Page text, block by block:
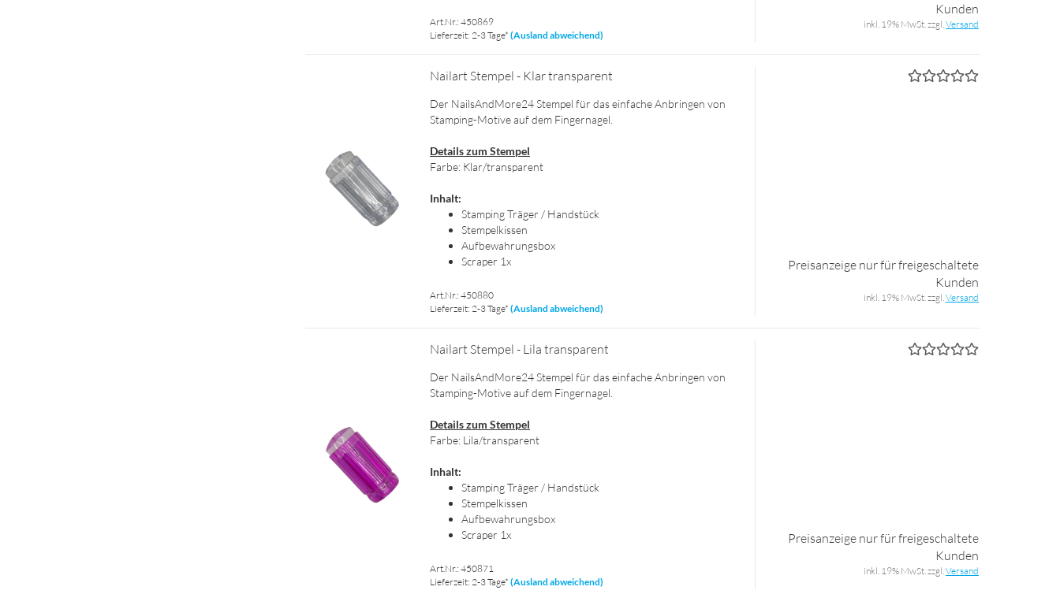
Art.Nr.: 450869
Lieferzeit: 2-3 Tage* (Ausland abweichend)
Kunden
inkl. 19% MwSt. zzgl.Versand
Nai­l­art Stem­pel - Klar trans­pa­rent
Der NailsAndMore24 Stem­pel für das ein­fa­che An­brin­gen von
Stamping-​Motive auf dem Fin­ger­na­gel.
De­tails zum Stem­pel
Farbe: Klar/trans­pa­rent
In­halt:
Stam­ping Trä­ger / Hand­stück
Stem­pel­kis­sen
Auf­be­wah­rungs­box
Scra­per 1x
Art.Nr.: 450880
Lieferzeit: 2-3 Tage* (Ausland abweichend)
Preisanzeige nur für freigeschaltete
Kunden
inkl. 19% MwSt. zzgl.Versand
Nai­l­art Stem­pel - Lila trans­pa­rent
Der NailsAndMore24 Stem­pel für das ein­fa­che An­brin­gen von
Stamping-​Motive auf dem Fin­ger­na­gel.
De­tails zum Stem­pel
Farbe: Lila/trans­pa­rent
In­halt:
Stam­ping Trä­ger / Hand­stück
Stem­pel­kis­sen
Auf­be­wah­rungs­box
Scra­per 1x
Art.Nr.: 450871
Lieferzeit: 2-3 Tage* (Ausland abweichend)
Preisanzeige nur für freigeschaltete
Kunden
inkl. 19% MwSt. zzgl.Versand